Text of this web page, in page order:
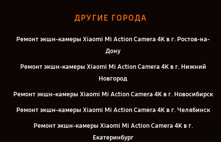
ДРУГИЕ ГОРОДА
Ремонт экшн-камеры Xiaomi Mi Action Camera 4K в г. Ростов-на-
Дону
Ремонт экшн-камеры Xiaomi Mi Action Camera 4K в г. Нижний
Новгород
Ремонт экшн-камеры Xiaomi Mi Action Camera 4K в г. Новосибирск
Ремонт экшн-камеры Xiaomi Mi Action Camera 4K в г. Челябинск
Ремонт экшн-камеры Xiaomi Mi Action Camera 4K в г.
Екатеринбург